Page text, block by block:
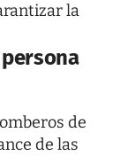
la
de
de las